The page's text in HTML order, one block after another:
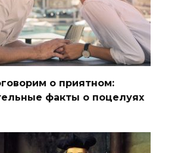
о приятном:
факты о поцелуях